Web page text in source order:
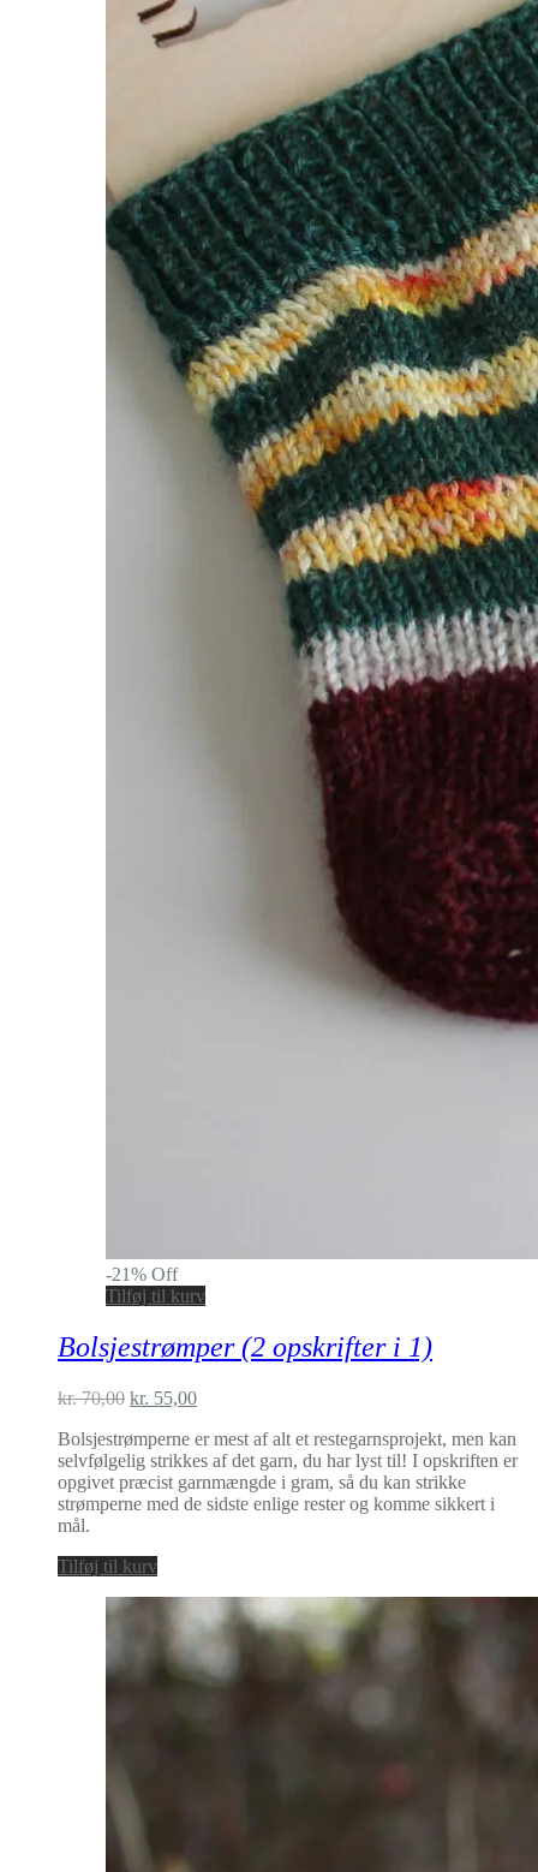
-21% Off
Tilføj til kurv
Bolsjestrømper (2 opskrifter i 1)
kr.70,00 Den
pris
var:
kr. 70,00.
kr. 55,00Den
pris
er:
kr. 55,00.
Bolsjestrømperne er mest af alt et restegarnsprojekt, men kan
selvfølgelig strikkes af det garn, du har lyst til! I opskriften er
opgivet præcist garnmængde i gram, så du kan strikke
strømperne med de sidste enlige rester og komme sikkert i
mål.
Tilføj til kurv